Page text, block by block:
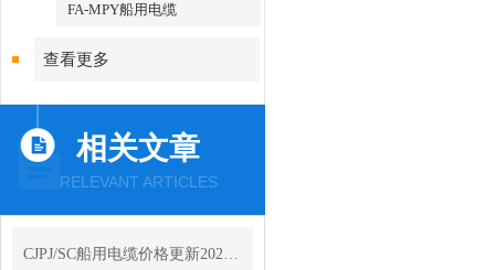
FA-MPY船用电缆
查看更多
相关文章
RELEVANT ARTICLES
CJPJ/SC船用电缆价格更新2022年11月14日